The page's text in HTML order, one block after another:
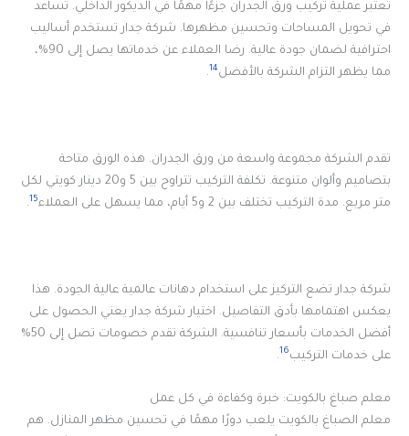
تعتبر عملية تركيب ورق الجدران جزءًا مهمًا في الديكور الداخلي. تساعد
في تحويل المساحات وتحسين مظهرها. شركة جدار تستخدم أساليب
احترافية لضمان جودة عالية. رضا العملاء عن خدماتها يصل إلى 90%،
مما يظهر التزام الشركة بالأفضل14
.
تقدم الشركة مجموعة واسعة من ورق الجدران. هذه الورق متاحة
بتصاميم وألوان متنوعة. تكلفة التركيب تتراوح بين 5 و20 دينار كويتي لكل
متر مربع. مدة التركيب تختلف بين 2 و5 أيام، مما يسهل على العملاء
15
.
شركة جدار تضع التركيز على استخدام دهانات عالمية عالية الجودة. هذا
يعكس اهتمامها بأدق التفاصيل. اختيار شركة جدار يعني الحصول على
أفضل الخدمات بأسعار تنافسية. الشركة تقدم خصومات تصل إلى 50%
على خدمات التركيب16
.
معلم صباغ بالكويت: خبرة وكفاءة في كل عمل
معلم الصباغ بالكويت يلعب دورًا مهمًا في تحسين مظهر المنازل. هم